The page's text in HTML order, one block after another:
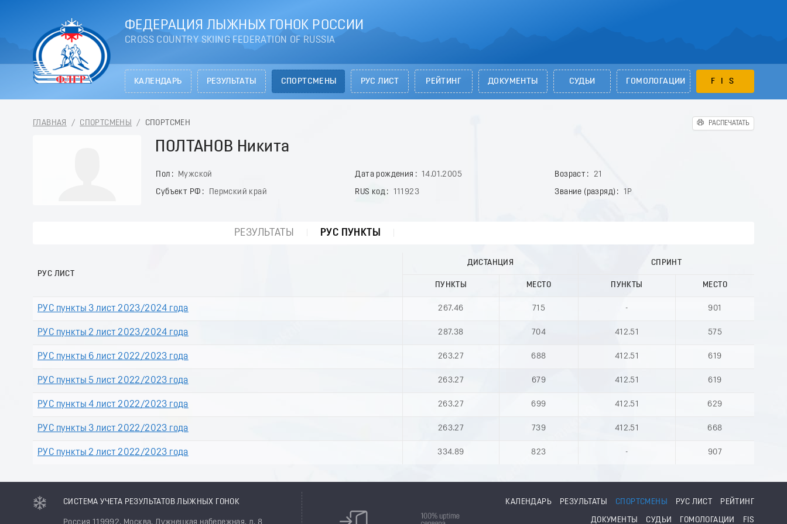
ФЕДЕРАЦИЯ ЛЫЖНЫХ ГОНОК РОССИИ
CROSS COUNTRY SKIING FEDERATION OF RUSSIA
КАЛЕНДАРЬ РЕЗУЛЬТАТЫ СПОРТСМЕНЫ РУС ЛИСТ РЕЙТИНГ ДОКУМЕНТЫ СУДЬИ ГОМОЛОГАЦИИ FIS
ГЛАВНАЯ / СПОРТСМЕНЫ / СПОРТСМЕН РАСПЕЧАТАТЬ
ПОЛТАНОВ Никита
Пол Мужской Дата рождения 14.01.2005 Возраст
21
Субъект РФ
Пермский край RUS код 111923 Звание (разряд) 1Р
РЕЗУЛЬТАТЫ РУС ПУНКТЫ
РУС ЛИСТ
ДИСТАНЦИЯ СПРИНТ
ПУНКТЫ МЕСТО ПУНКТЫ МЕСТО
РУС пункты 3 лист 2023/2024 года 267.46 715 - 901
РУС пункты 2 лист 2023/2024 года 287.38 704 412.51 575
РУС пункты 6 лист 2022/2023 года 263.27 688 412.51 619
РУС пункты 5 лист 2022/2023 года 263.27 679 412.51 619
РУС пункты 4 лист 2022/2023 года 263.27 699 412.51 629
РУС пункты 3 лист 2022/2023 года 263.27 739 412.51 668
РУС пункты 2 лист 2022/2023 года 334.89 823 - 907
СИСТЕМА УЧЕТА РЕЗУЛЬТАТОВ ЛЫЖНЫХ ГОНОК КАЛЕНДАРЬ РЕЗУЛЬТАТЫ СПОРТСМЕНЫ РУС ЛИСТ РЕЙТИНГ
ДОКУМЕНТЫ СУДЬИ ГОМОЛОГАЦИИ FIS